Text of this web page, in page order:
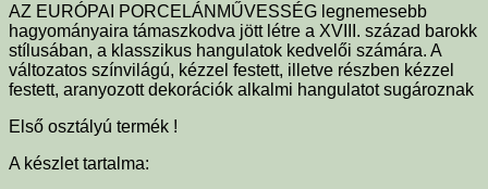
AZ EURÓPAI PORCELÁNMŰVESSÉG legnemesebb
hagyományaira támaszkodva jött létre a XVIII. század barokk
stílusában, a klasszikus hangulatok kedvelői számára. A
változatos színvilágú, kézzel festett, illetve részben kézzel
festett, aranyozott dekorációk alkalmi hangulatot sugároznak
Első osztályú termék !
A készlet tartalma: